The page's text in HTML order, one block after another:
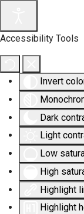
Accessibility Tools
Invert
Dark
Light
Low
High
Highlight
Highlight